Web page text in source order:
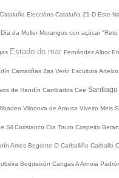
Eleccións Cataluña 21-D Este
Día da Muller Morangos con açúcar "Reto
Estado do mar Fernández Albor
Camariñas Zas Verín Escultura Arteixo
de Randín Cambados Cee
Vilanova de Arousa Viveiro Meis
Sil Coristanco Oia Touro Cospeito
Ames Begonte O Carballiño Carballo
Boqueixón CangasA Arnoia